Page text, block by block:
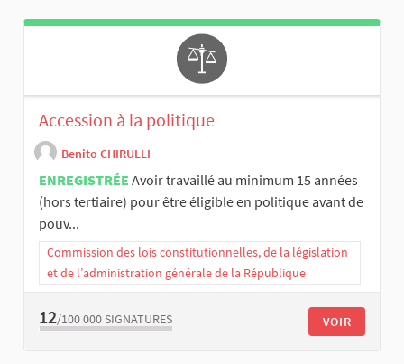
Accession à la politique
Benito CHIRULLI
ENREGISTRÉE Avoir travaillé au minimum 15 années
(hors tertiaire) pour être éligible en politique avant de
pouv...
Commission des lois constitutionnelles, de la législation
et de l’administration générale de la République
12/100 000 SIGNATURES VOIR